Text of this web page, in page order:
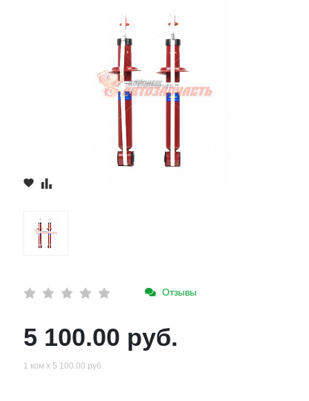
Отзывы
5 100.00 руб.
1 ком х 5 100.00 руб.